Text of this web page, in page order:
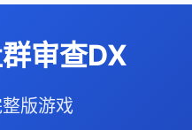
审查DX
版游戏